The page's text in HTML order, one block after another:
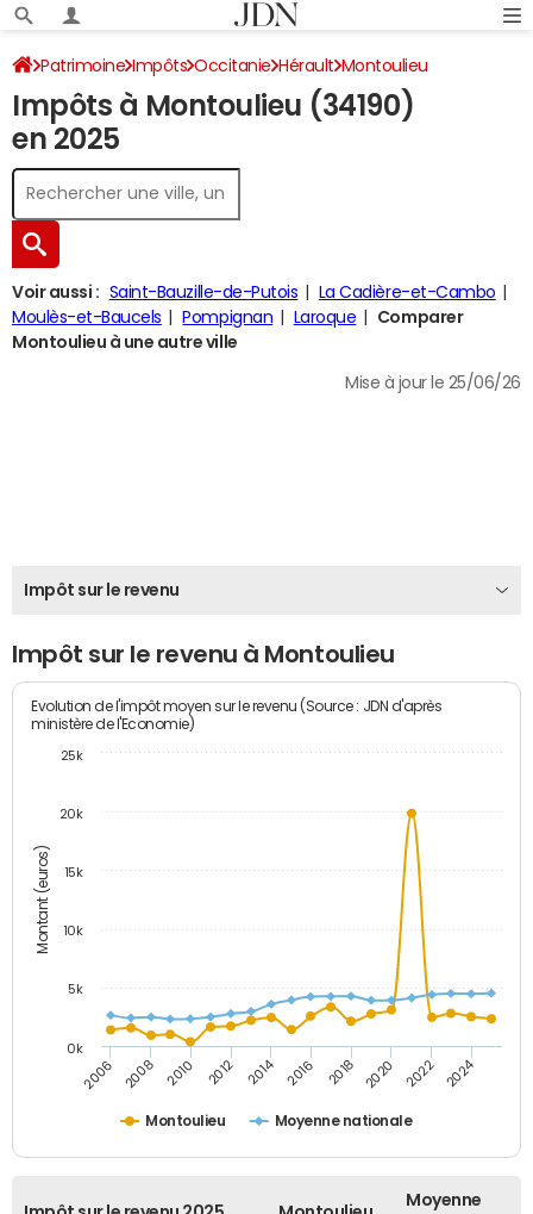
Patrimoine Impôts Occitanie Hérault Montoulieu
Impôt sur le revenu
Impôts à Montoulieu (34190)
en 2025
Voir aussi : Saint-Bauzille-de-Putois
La Cadière-et-Cambo
Moulès-et-Baucels
Pompignan Laroque
Comparer
Montoulieu à une autre ville
Mise à jour le 25/06/26
Impôt sur le revenu
Impôt sur le revenu à Montoulieu
Montant (euros)
Evolution de l'impôt moyen sur le revenu (Source : JDN d'après
ministère de l'Economie)
Montoulieu Moyenne nationale
2006 2008 2010 2012 2014 2016 2018 2020 2022 2024
0k
5k
10k
15k
20k
25k
Moyenne